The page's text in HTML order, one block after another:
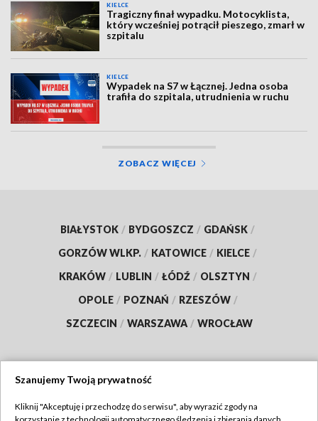
KIELCE
Tragiczny finał wypadku. Motocyklista,
który wcześniej potrącił pieszego, zmarł w
szpitalu
KIELCE
Wypadek na S7 w Łącznej. Jedna osoba
trafiła do szpitala, utrudnienia w ruchu
ZOBACZ WIĘCEJ
BIAŁYSTOK / BYDGOSZCZ / GDAŃSK /
GORZÓW WLKP. / KATOWICE / KIELCE /
KRAKÓW / LUBLIN / ŁÓDŹ / OLSZTYN /
OPOLE / POZNAŃ / RZESZÓW /
SZCZECIN / WARSZAWA / WROCŁAW
Szanujemy Twoją prywatność
Kliknij "Akceptuję i przechodzę do serwisu", aby wyrazić zgody na